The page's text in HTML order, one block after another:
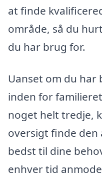
at finde
område, så du
du har brug for.
Uanset om du
inden for
noget helt tredje,
oversigt finde den
bedst til dine
enhver tid